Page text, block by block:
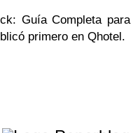
Guía Completa para
primero en Qhotel.